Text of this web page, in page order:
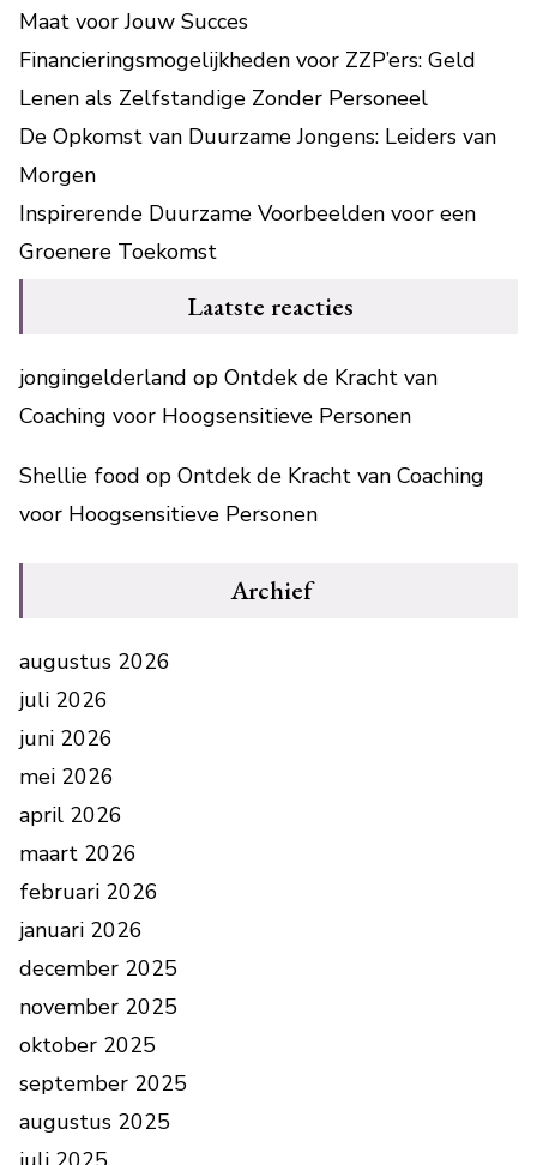
Maat voor Jouw Succes
Financieringsmogelijkheden voor ZZP’ers: Geld
Lenen als Zelfstandige Zonder Personeel
De Opkomst van Duurzame Jongens: Leiders van
Morgen
Inspirerende Duurzame Voorbeelden voor een
Groenere Toekomst
Laatste reacties
jongingelderland op Ontdek de Kracht van
Coaching voor Hoogsensitieve Personen
Shellie food op Ontdek de Kracht van Coaching
voor Hoogsensitieve Personen
Archief
augustus 2026
juli 2026
juni 2026
mei 2026
april 2026
maart 2026
februari 2026
januari 2026
december 2025
november 2025
oktober 2025
september 2025
augustus 2025